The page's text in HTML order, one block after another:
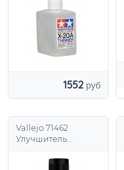
1552
Vallejo 71462
Улучшитель
аэрографа, 60 мл.